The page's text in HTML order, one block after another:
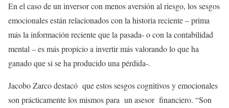
En el caso de un inversor con menos aversión al riesgo, los sesgos
emocionales están relacionados con la historia reciente – prima
más la información reciente que la pasada- o con la contabilidad
mental – es más propicio a invertir más valorando lo que ha
ganado que si se ha producido una pérdida-.
Jacobo Zarco destacó que estos sesgos cognitivos y emocionales
son prácticamente los mismos para un asesor financiero. “Son